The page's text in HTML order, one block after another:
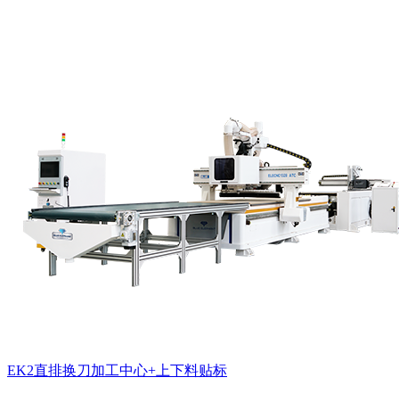
EK2直排换刀加工中心+上下料贴标